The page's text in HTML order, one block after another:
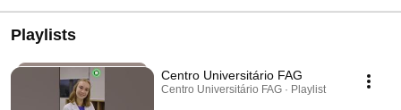
Playlists
Centro Universitário FAG
Centro Universitário FAG · Playlist